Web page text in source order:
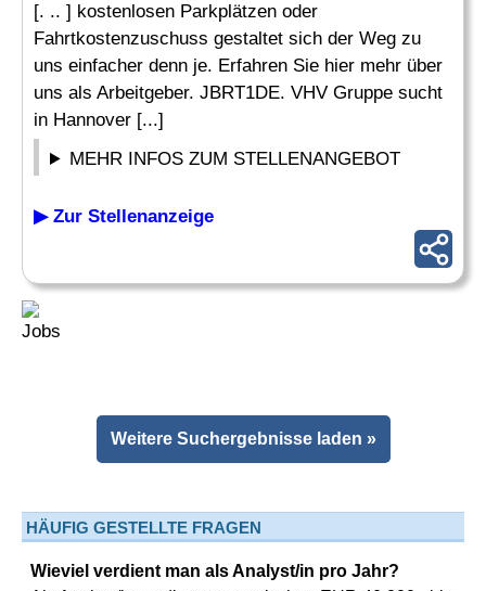
[. .. ] kostenlosen Parkplätzen oder
Fahrtkostenzuschuss gestaltet sich der Weg zu
uns einfacher denn je. Erfahren Sie hier mehr über
uns als Arbeitgeber. JBRT1DE. VHV Gruppe sucht
in Hannover [...]
MEHR INFOS ZUM STELLENANGEBOT
▶ Zur Stellenanzeige
Weitere Suchergebnisse laden »
HÄUFIG GESTELLTE FRAGEN
Wieviel verdient man als Analyst/in pro Jahr?